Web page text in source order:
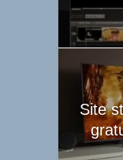
Site